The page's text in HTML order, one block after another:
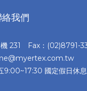
我們
231 Fax：(02)8791-
9:00~17:30 國定假日休息